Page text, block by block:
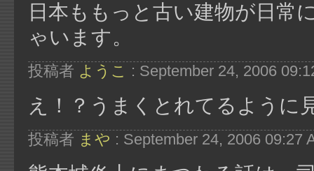
日本ももっと古い建物が日常
ゃいます。
投稿者 ようこ : September 24, 2006
え！？うまくとれてるように
投稿者 まや : September 24, 2006 09:27